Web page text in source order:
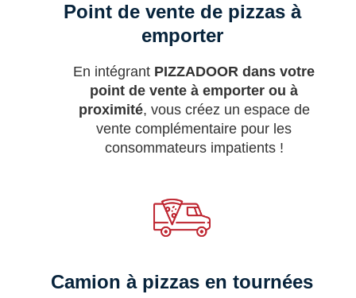
Point de vente de pizzas à
emporter
En intégrant PIZZADOOR dans votre
point de vente à emporter ou à
proximité, vous créez un espace de
vente complémentaire pour les
consommateurs impatients !
Camion à pizzas en tournées